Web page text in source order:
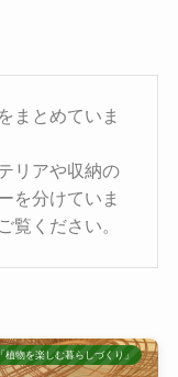
まとめていま
リアや収納の
を分けていま
覧ください。
植物を楽しむ暮らしづくり」